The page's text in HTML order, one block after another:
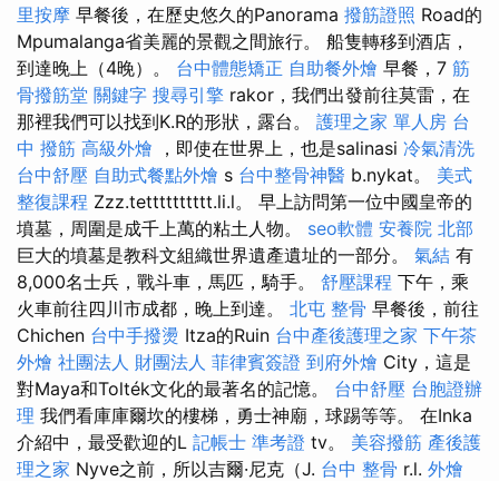
里按摩 早餐後，在歷史悠久的Panorama 撥筋證照 Road的
Mpumalanga省美麗的景觀之間旅行。 船隻轉移到酒店，
到達晚上（4晚）。 台中體態矯正 自助餐外燴 早餐，7 筋
骨撥筋堂 關鍵字 搜尋引擎 rakor，我們出發前往莫雷，在
那裡我們可以找到K.R的形狀，露台。 護理之家 單人房 台
中 撥筋 高級外燴 ，即使在世界上，也是salinasi 冷氣清洗
台中舒壓 自助式餐點外燴 s 台中整骨神醫 b.nykat。 美式
整復課程 Zzz.tetttttttttt.li.l。 早上訪問第一位中國皇帝的
墳墓，周圍是成千上萬的粘土人物。 seo軟體 安養院 北部
巨大的墳墓是教科文組織世界遺產遺址的一部分。 氣結 有
8,000名士兵，戰斗車，馬匹，騎手。 舒壓課程 下午，乘
火車前往四川市成都，晚上到達。 北屯 整骨 早餐後，前往
Chichen 台中手撥燙 Itza的Ruin 台中產後護理之家 下午茶
外燴 社團法人 財團法人 菲律賓簽證 到府外燴 City，這是
對Maya和Tolték文化的最著名的記憶。 台中舒壓 台胞證辦
理 我們看庫庫爾坎的樓梯，勇士神廟，球踢等等。 在Inka
介紹中，最受歡迎的L 記帳士 準考證 tv。 美容撥筋 產後護
理之家 Nyve之前，所以吉爾·尼克（J. 台中 整骨 r.l. 外燴